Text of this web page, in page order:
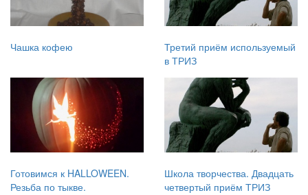
Чашка кофею
Третий приём используемый
в ТРИЗ
Готовимся к HALLOWEEN.
Резьба по тыкве.
Школа творчества. Двадцать
четвертый приём ТРИЗ